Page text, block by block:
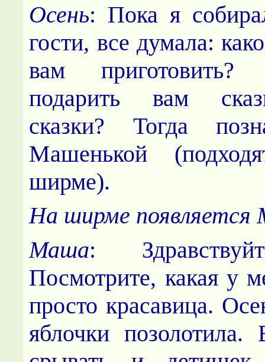
Осень: Пока я
гости, все думала:
вам
подарить вам
сказки? Тогда
Машенькой
ширме).
На ширме появляется
Маша:
Посмотрите, какая у
просто красавица.
яблочки позолотила.